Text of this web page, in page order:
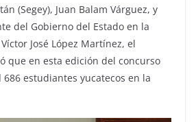
(Segey), Juan Balam Várguez, y
del Gobierno del Estado en la
José López Martínez, el
que en esta edición del concurso
estudiantes yucatecos en la